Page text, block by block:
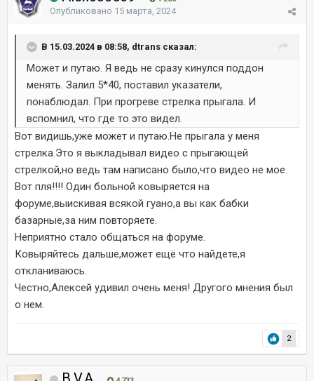
Опубликовано 15 марта, 2024
В 15.03.2024 в 08:58, dtrans сказал:
Может и путаю. Я ведь не сразу кинулся поддон
менять. Залил 5*40, поставил указатели,
понаблюдал. При прогреве стрелка прыгала. И
вспомнил, что где то это видел.
Вот видишь,уже может и путаю.Не прыгала у меня
стрелка.Это я выкладывал видео с прыгающей
стрелкой,но ведь там написано было,что видео не мое.
Вот пля!!!! Один больной ковыряется на
форуме,выискивая всякой гуано,а вы как бабки
базарные,за ним повторяете.
Неприятно стало общаться на форуме.
Ковыряйтесь дальше,может ещё что найдете,я
откланиваюсь.
Честно,Алексей удивил очень меня! Другого мнения был
о нем.
2